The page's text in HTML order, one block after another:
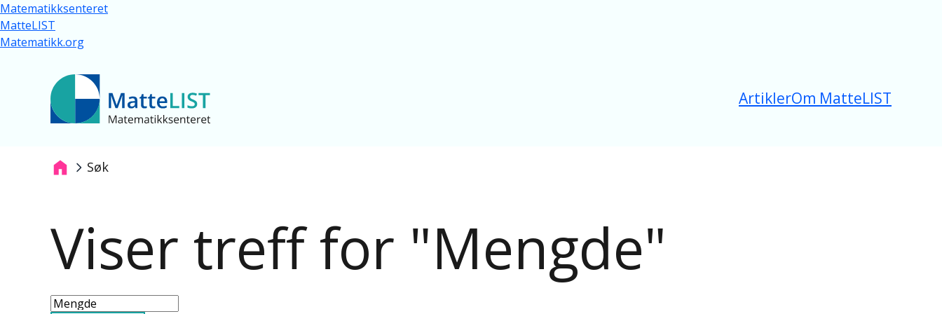
Hopp til hovedinnhold
Matematikksenteret
MatteLIST
Matematikk.org
ArtiklerOm MatteLIST
Navigasjonssti
Søk
Viser treff for "Mengde"